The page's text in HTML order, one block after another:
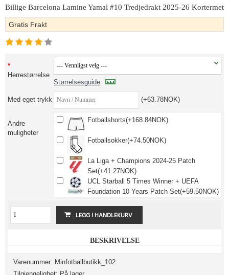
Billige Barcelona Lamine Yamal #10 Tredjedrakt 2025-26 Kortermet
Gratis Frakt
Herrestørrelse
Størrelsesguide
Med eget trykk (+63.78NOK)
Andre
muligheter
Fotballshorts(+168.84NOK)
Fotballsokker(+74.50NOK)
La Liga + Champions 2024-25 Patch
Set(+41.27NOK)
UCL Starball 5 Times Winner + UEFA
Foundation 10 Years Patch Set(+59.50NOK)
BESKRIVELSE
Varenummer: Minfotballbutikk_102